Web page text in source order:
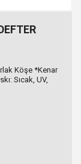
Köşe *Kenar
Sıcak, UV,